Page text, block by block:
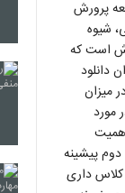
پرورش
شیوه
است که
دانلود
میزان
مورد
پیشینه
داری